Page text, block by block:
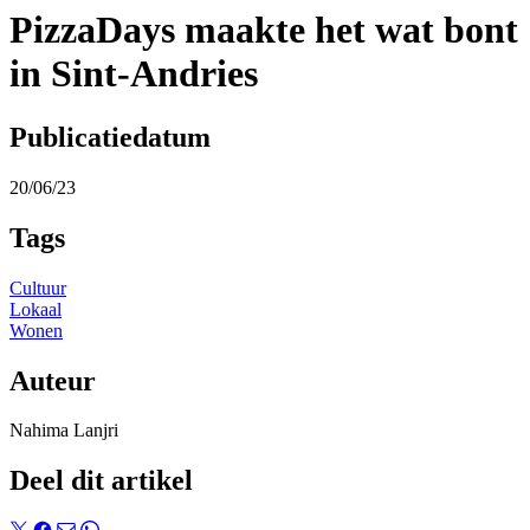
PizzaDays maakte het wat bont
in Sint-Andries
Publicatiedatum
20/06/23
Tags
Cultuur
Lokaal
Wonen
Auteur
Nahima Lanjri
Deel dit artikel